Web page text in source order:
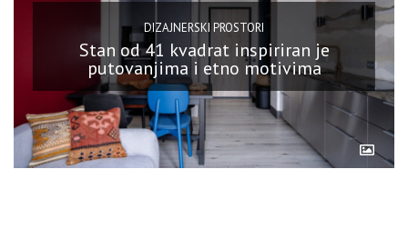
DIZAJNERSKI PROSTORI
Stan od 41 kvadrat inspiriran je
putovanjima i etno motivima